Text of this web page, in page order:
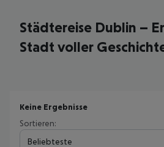
Städtereise Dublin –
Stadt voller
Keine Ergebnisse
Sortieren:
Beliebteste